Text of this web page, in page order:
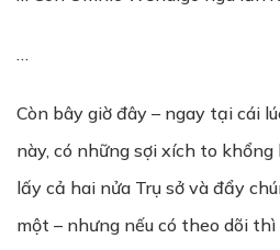
…
Còn bây giờ đây – ngay tại cái
này, có những sợi xích to
lấy cả hai nửa Trụ sở và đẩy
một – nhưng nếu có theo dõi